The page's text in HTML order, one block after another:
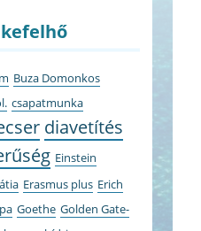
Buza Domonkos
csapatmunka
diavetítés
Einstein
Erasmus plus Erich
Goethe Golden Gate-